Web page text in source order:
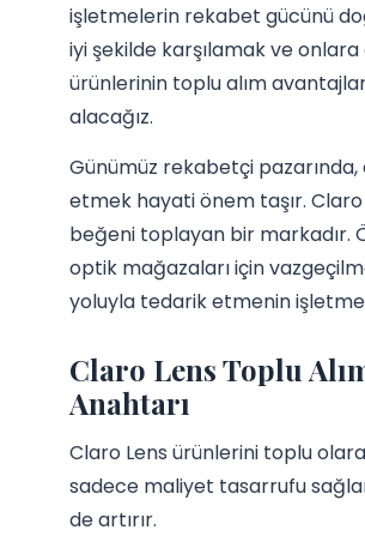
işletmelerin rekabet gücünü
iyi şekilde karşılamak ve
ürünlerinin toplu alım
alacağız.
Günümüz rekabetçi
etmek hayati önem taşır.
beğeni toplayan bir markadır.
optik mağazaları için
yoluyla tedarik etmenin
Claro Lens Toplu
Anahtarı
Claro Lens ürünlerini toplu
sadece maliyet tasarrufu
de artırır.